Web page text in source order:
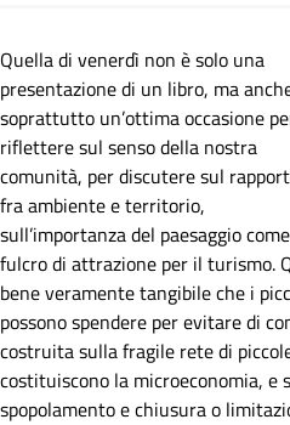
Quella di venerdì non è solo una
presentazione di un libro, ma
soprattutto un’ottima occasione
riflettere sul senso della nostra
comunità, per discutere sul
fra ambiente e territorio,
sull’importanza del paesaggio come
fulcro di attrazione per il turismo.
bene veramente tangibile che i
possono spendere per evitare di
costruita sulla fragile rete di
costituiscono la microeconomia, e
spopolamento e chiusura o